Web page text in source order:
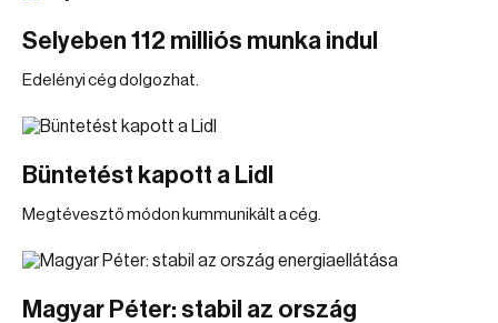
Selyeben 112 milliós munka indul
Edelényi cég dolgozhat.
Büntetést kapott a Lidl
Megtévesztő módon kummunikált a cég.
Magyar Péter: stabil az ország